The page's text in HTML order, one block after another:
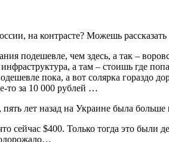
на контрасте? Можешь рассказать
чем здесь, а так –
а там – стоишь где
пока, а вот солярка гораздо
то за 10 000 рублей …
лет назад на Украине была
$400. Только тогда это были